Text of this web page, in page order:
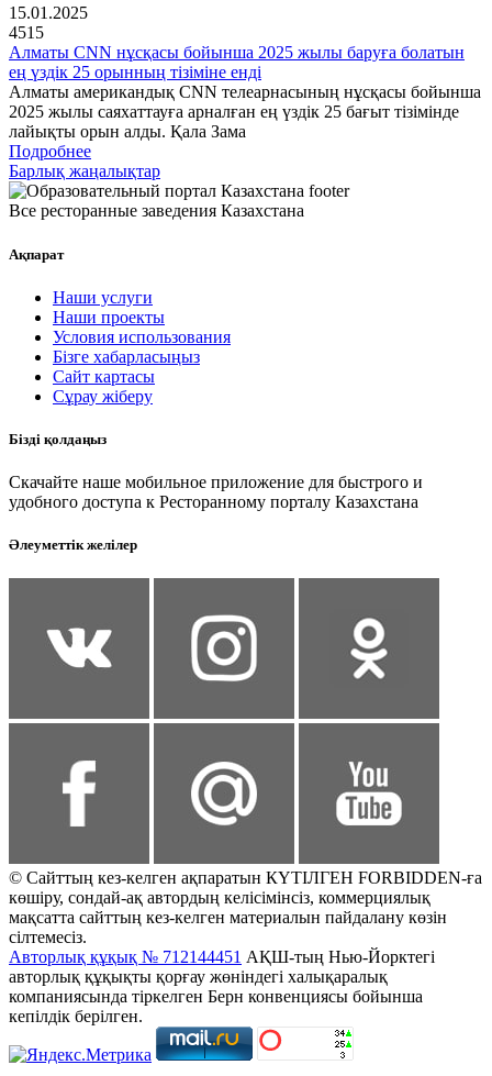
15.01.2025
4515
Алматы CNN нұсқасы бойынша 2025 жылы баруға болатын
ең үздік 25 орынның тізіміне енді
Алматы американдық CNN телеарнасының нұсқасы бойынша
2025 жылы саяхаттауға арналған ең үздік 25 бағыт тізімінде
лайықты орын алды. Қала Зама
Подробнее
Барлық жаңалықтар
Все ресторанные заведения Казахстана
Ақпарат
Наши услуги
Наши проекты
Условия использования
Бізге хабарласыңыз
Сайт картасы
Сұрау жіберу
Бізді қолдаңыз
Скачайте наше мобильное приложение для быстрого и
удобного доступа к Ресторанному порталу Казахстана
Әлеуметтік желілер
© Сайттың кез-келген ақпаратын КҮТІЛГЕН FORBIDDEN-ға
көшіру, сондай-ақ автордың келісімінсіз, коммерциялық
мақсатта сайттың кез-келген материалын пайдалану көзін
сілтемесіз.
Авторлық құқық № 712144451 АҚШ-тың Нью-Йорктегі
авторлық құқықты қорғау жөніндегі халықаралық
компаниясында тіркелген Берн конвенциясы бойынша
кепілдік берілген.